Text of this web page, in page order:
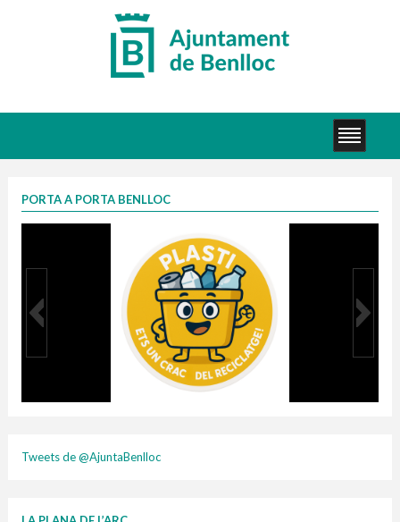
PORTA A PORTA BENLLOC
Tweets de @AjuntaBenlloc